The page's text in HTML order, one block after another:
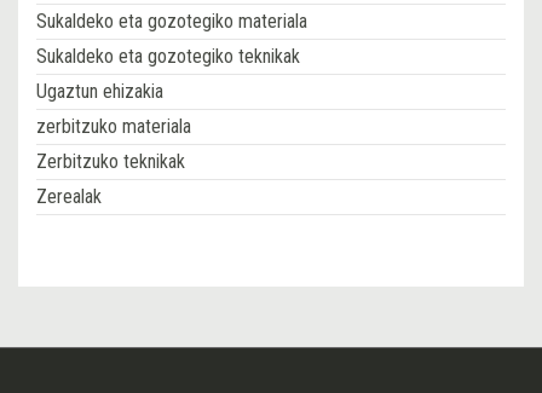
Sukaldeko eta gozotegiko materiala
Sukaldeko eta gozotegiko teknikak
Ugaztun ehizakia
zerbitzuko materiala
Zerbitzuko teknikak
Zerealak